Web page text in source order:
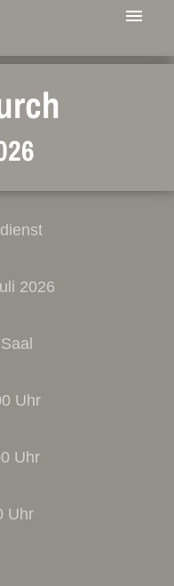
2026
Uhr
Uhr
Uhr